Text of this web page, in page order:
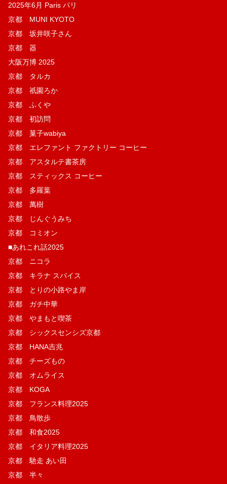
2025年6月 Paris パリ
京都 MUNI KYOTO
京都 坂井咲子さん
京都 器
大阪万博 2025
京都 タルカ
京都 祇園ろか
京都 ふくや
京都 初訪問
京都 菓子wabiya
京都 エレファント ファクトリー コーヒー
京都 アスタルテ書茶房
京都 スティックス コーヒー
京都 多羅葉
京都 萬樹
京都 じんぐうみち
京都 コミオン
■あれこれ話2025
京都 ニコラ
京都 キラナ スパイス
京都 とりの小路やま岸
京都 ガチ中華
京都 やまもと喫茶
京都 シックスセンシズ京都
京都 HANA吉兆
京都 チーズもの
京都 オムライス
京都 KOGA
京都 フランス料理2025
京都 鳥散歩
京都 和食2025
京都 イタリア料理2025
京都 馳走 あい田
京都 半々